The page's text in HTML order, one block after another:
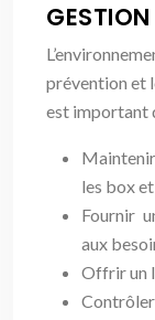
GESTION
prévention et
est important
les box
Fournir
aux
Offrir un
Contrôler